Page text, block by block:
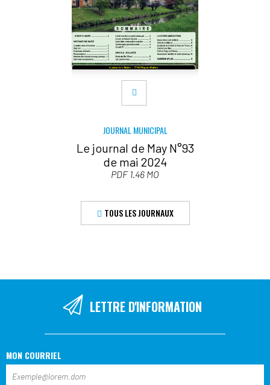
JOURNAL MUNICIPAL
Le journal de May N°93
de mai 2024
PDF 1.46 MO
TOUS LES JOURNAUX
LETTRE D'INFORMATION
MON COURRIEL